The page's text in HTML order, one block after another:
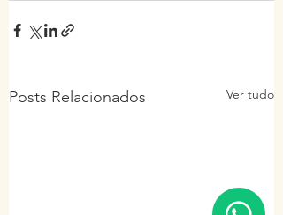
Posts Relacionados Ver tudo